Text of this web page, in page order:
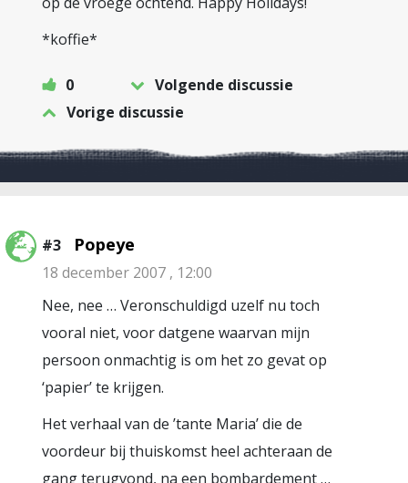
*koffie*
0
Volgende discussie
Vorige discussie
#3 Popeye
18 december 2007 , 12:00
Nee, nee … Veronschuldigd uzelf nu toch
vooral niet, voor datgene waarvan mijn
persoon onmachtig is om het zo gevat op
‘papier’ te krijgen.
Het verhaal van de ’tante Maria’ die de
voordeur bij thuiskomst heel achteraan de
gang terugvond, na een bombardement …